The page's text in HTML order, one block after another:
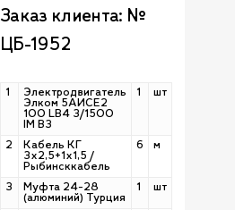
Заказ клиента: №
ЦБ-1952
1
Электродвигатель
Элком 5АИСЕ2
100 LB4 3/1500
IM B3
1 шт
2
Кабель КГ
3х2,5+1х1,5 /
Рыбинсккабель
6 м
3
Муфта 24-28
(алюминий) Турция
1 шт